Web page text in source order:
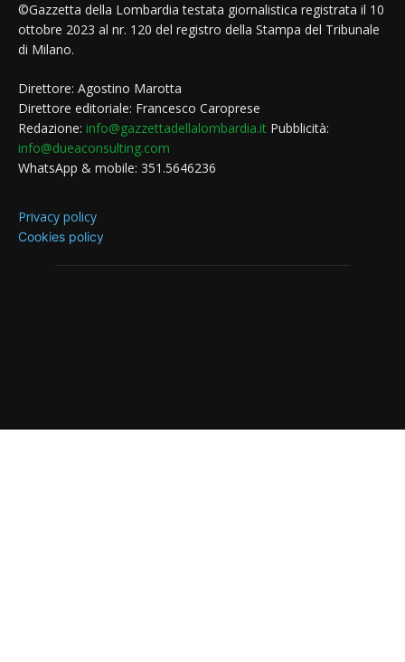
©Gazzetta della Lombardia testata giornalistica registrata il 10
ottobre 2023 al nr. 120 del registro della Stampa del Tribunale
di Milano.
Direttore: Agostino Marotta
Direttore editoriale: Francesco Caroprese
Redazione: info@gazzettadellalombardia.it Pubblicità:
info@dueaconsulting.com
WhatsApp & mobile: 351.5646236
Privacy policy
Cookies policy